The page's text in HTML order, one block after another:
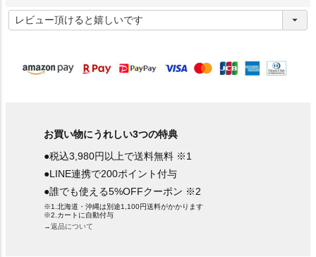
必
須
お買い物にうれしい3つの特典
●税込3,980円以上で送料無料 ※1
●LINE連携で200ポイント付与
●誰でも使える5%OFFクーポン ※2
※1.北海道・沖縄は別途1,100円送料がかかります
※2.カートに自動付与
→返品について